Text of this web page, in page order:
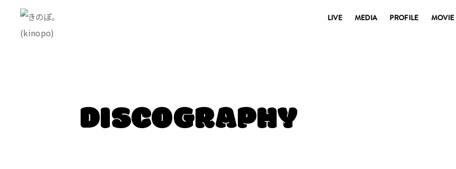
LIVE MEDIA PROFILE MOVIE
DISCOGRAPHY